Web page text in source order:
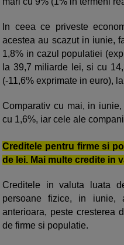
In ceea ce priveste
acestea au scazut in iunie,
1,8% in cazul populatiei
la 39,7 miliarde lei, si cu
(-11,6% exprimate in euro),
Comparativ cu mai, in
cu 1,6%, iar cele ale
Creditele pentru firme si
de lei. Mai multe credite in
Creditele in valuta luata
persoane fizice, in
anterioara, peste cresterea
de firme si populatie.